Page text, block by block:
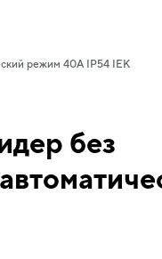
режим 40А IP54 IEK
без